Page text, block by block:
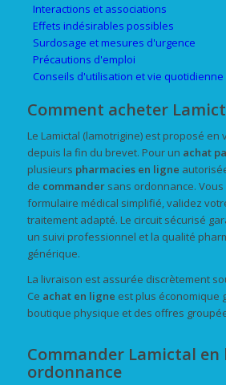
Interactions et associations
Effets indésirables possibles
Surdosage et mesures d'urgence
Précautions d'emploi
Conseils d'utilisation et vie quotidienne
Comment acheter
Le Lamictal (lamotrigine) est proposé en
depuis la fin du brevet. Pour un achat
plusieurs pharmacies en ligne
de commandersans ordonnance. Vous
formulaire médical simplifié, validez
traitement adapté. Le circuit sécurisé
un suivi professionnel et la qualité
générique.
La livraison est assurée discrètement
Ce achat en ligne est plus économique
boutique physique et des offres
Commander Lamictal en
ordonnance